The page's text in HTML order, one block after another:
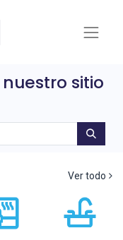
sitio
Ver todo